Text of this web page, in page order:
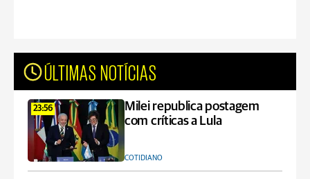
ÚLTIMAS NOTÍCIAS
23:56
Milei republica postagem
com críticas a Lula
COTIDIANO